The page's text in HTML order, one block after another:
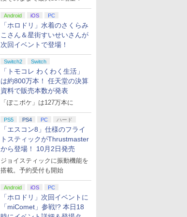
Android iOS PC
「ホロドリ」水着のさくらみ
こさん＆星街すいせいさんが
次回イベントで登場！
Switch2 Switch
「トモコレ わくわく生活」
は約800万本！ 任天堂の決算
資料で販売本数が発表
「ぽこポケ」は127万本に
PS5 PS4 PC ハード
「エスコン8」仕様のフライ
トスティックがThrustmaster
から登場！ 10月2日発売
ジョイスティックに振動機能を
搭載。予約受付も開始
Android iOS PC
「ホロドリ」次回イベントに
「miComet」参戦!? 本日18